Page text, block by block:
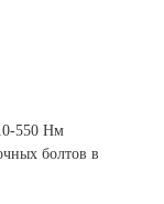
550 Нм
болтов в